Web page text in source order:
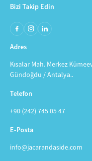
Bizi Takip Edin
Adres
Kısalar Mah. Merkez
Gündoğdu / Antalya..
Telefon
+90 (242) 745 05 47
E-Posta
info@jacarandaside.com